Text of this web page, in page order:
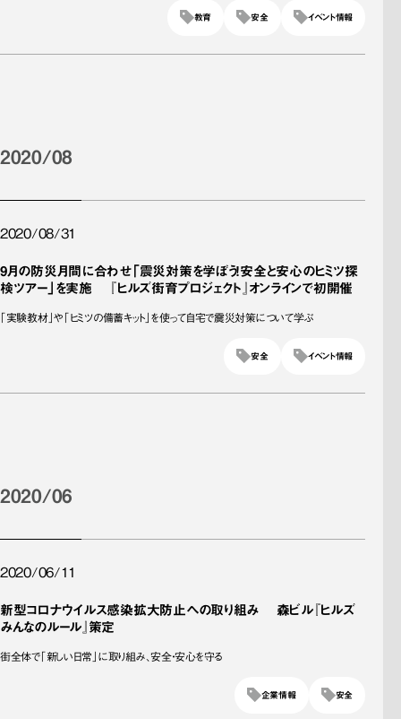
イベント情報
安全
教育
2020/08
2020/08/31
9月の防災月間に合わせ「震災対策を学ぼう！安全と安心のヒミツ探
検ツアー」を実施 『ヒルズ街育プロジェクト』オンラインで初開催
「実験教材」や「ヒミツの備蓄キット」を使って自宅で震災対策について学ぶ
イベント情報
安全
2020/06
2020/06/11
新型コロナウイルス感染拡大防止への取り組み 森ビル『ヒルズ
みんなのルール』策定
街全体で「新しい日常」に取り組み、安全・安心を守る
安全
企業情報